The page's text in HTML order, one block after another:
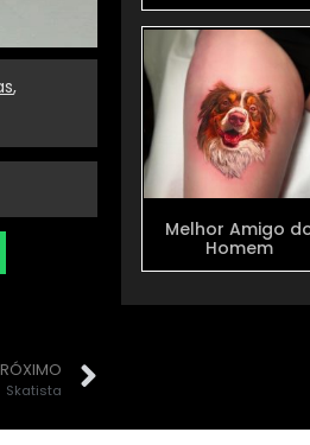
,
Skatista
Melhor Amigo
Homem